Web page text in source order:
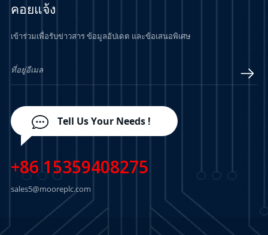
คอยแจ้ง
เข้าร่วมเพื่อรับข่าวสาร ข้อมูลอัปเดต และข้อเสนอพิเศษ
Tell Us Your Needs !
+86 15359408275
sales5@mooreplc.com